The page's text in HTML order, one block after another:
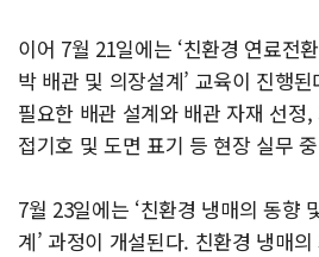
이어 7월 21일에는 ‘친환경 연료전
박 배관 및 의장설계’ 교육이 진행
필요한 배관 설계와 배관 자재 선정,
접기호 및 도면 표기 등 현장 실무
7월 23일에는 ‘친환경 냉매의 동향
계’ 과정이 개설된다. 친환경 냉매